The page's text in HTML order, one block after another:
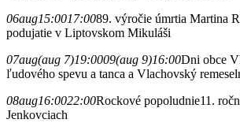
06aug15:0017:0089. výročie úmrtia Martina
podujatie v Liptovskom Mikuláši
07aug(aug 7)19:0009(aug 9)16:00Dni obce
ľudového spevu a tanca a Vlachovský
08aug16:0022:00Rockové popoludnie11.
Jenkovciach